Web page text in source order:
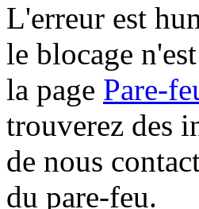
L'erreur est
le blocage
la page Pare-
trouverez des
de nous
du pare-feu.